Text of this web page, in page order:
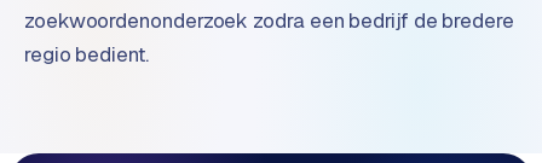
i
s
r
zoekwoordenonderzoek zodra een bedrijf de bredere
regio bedient.